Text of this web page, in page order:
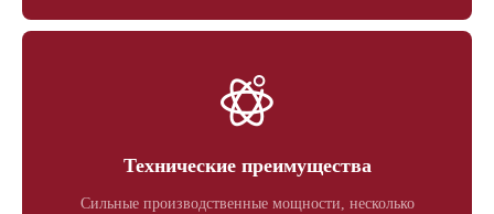
Технические преимущества
Сильные производственные мощности, несколько